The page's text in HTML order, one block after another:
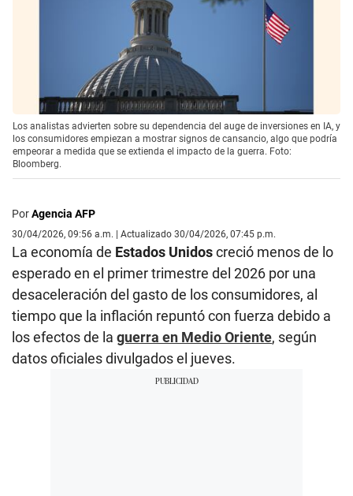
Los analistas advierten sobre su dependencia del auge de inversiones en IA, y
los consumidores empiezan a mostrar signos de cansancio, algo que podría
empeorar a medida que se extienda el impacto de la guerra. Foto:
Bloomberg.
PorAgencia AFP
30/04/2026, 09:56 a.m. | Actualizado 30/04/2026, 07:45 p.m.
La economía de Estados Unidoscreció menos de lo
esperado en el primer trimestre del 2026 por una
desaceleración del gasto de los consumidores, al
tiempo que la inflación repuntó con fuerza debido a
los efectos de la guerra en Medio Oriente, según
datos oficiales divulgados el jueves.